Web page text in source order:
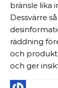
bränsle lika
Dessvärre
räddning
och
och ger